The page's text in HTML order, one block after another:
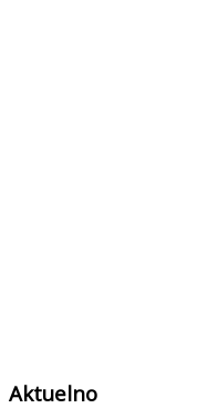
Aktuelno